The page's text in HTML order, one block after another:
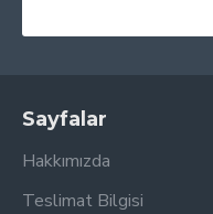
Sayfalar
Hakkımızda
Teslimat Bilgisi